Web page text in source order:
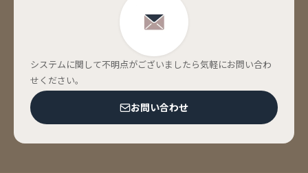
システムに関して不明点がございましたら気軽にお問い合わ
せください。
お問い合わせ